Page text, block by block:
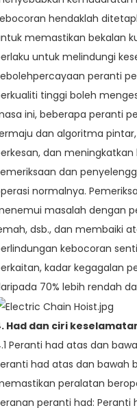
hendaklah
memastikan bekalan
untuk melindungi
peranti
tinggi boleh
ini, beberapa peranti
dan algoritma
dan
dan
normalnya.
masalah dengan
dsb., dan membaiki
kebocoran
kadar kegagalan
70% lebih rendah
Had dan ciri
Peranti had atas dan
had atas dan bawah
peralatan
peranti had: